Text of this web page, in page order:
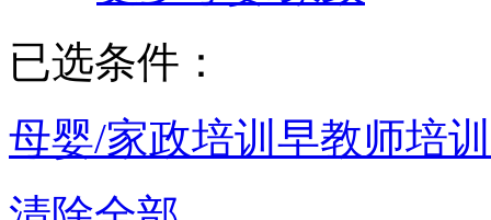
已选条件：
母婴/家政培训 早教师培训